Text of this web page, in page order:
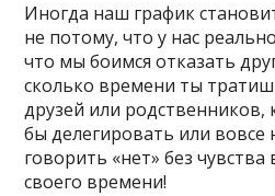
Иногда наш график
не потому, что у нас
что мы боимся отказать
сколько времени ты
друзей или
бы делегировать или вовсе
говорить «нет» без
своего времени!